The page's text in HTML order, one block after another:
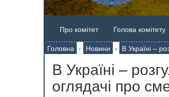
Про комітет Голова комітету
Головна › Новини › В Україні –
В Україні –
оглядачі про